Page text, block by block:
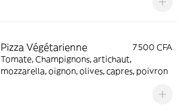
Pizza Végétarienne
7 500 CFA
Tomate, Champignons, artichaut,
mozzarella, oignon, olives, capres, poivron